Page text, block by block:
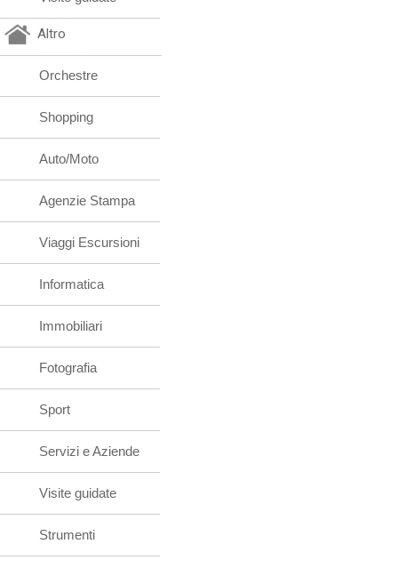
Altro
Orchestre
Shopping
Auto/Moto
Agenzie Stampa
Viaggi Escursioni
Informatica
Immobiliari
Fotografia
Sport
Servizi e Aziende
Visite guidate
Strumenti